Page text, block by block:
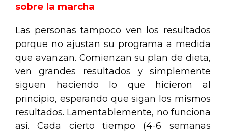
sobre la marcha
Las personas tampoco ven los resultados
porque no ajustan su programa a medida
que avanzan. Comienzan su plan de dieta,
ven grandes resultados y simplemente
siguen haciendo lo que hicieron al
principio, esperando que sigan los mismos
resultados. Lamentablemente, no funciona
así. Cada cierto tiempo (4-6 semanas